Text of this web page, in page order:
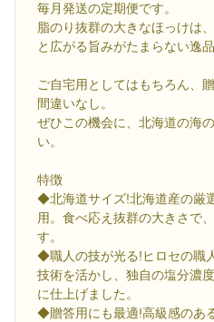
毎月発送の定期便です。
脂のり抜群の大きなほっけは
と広がる旨みがたまらない逸品
ご自宅用としてはもちろん、
間違いなし。
ぜひこの機会に、北海道の海
い。
特徴
◆北海道サイズ!北海道産の厳
用。食べ応え抜群の大きさで
す。
◆職人の技が光る!ヒロセの職
技術を活かし、独自の塩分濃
に仕上げました。
◆贈答用にも最適!高級感のあ